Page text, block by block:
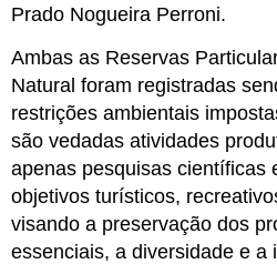
Prado Nogueira Perroni.
Ambas as Reservas
Natural foram registradas
restrições ambientais
são vedadas atividades
apenas pesquisas científicas
objetivos turísticos,
visando a preservação dos
essenciais, a diversidade e a